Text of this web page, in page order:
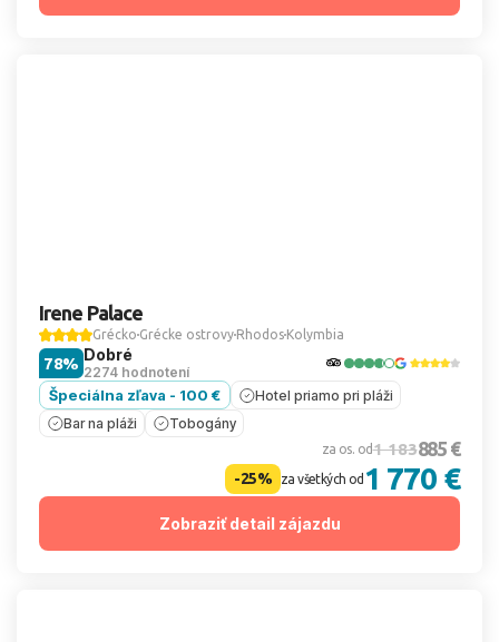
Irene Palace
Grécko Grécke ostrovy Rhodos Kolymbia
Dobré
2274 hodnotení
78%
Špeciálna zľava - 100 €
Hotel priamo pri pláži
Bar na pláži
Tobogány
za os. od1 183885 €
-25% za všetkých od 1 770 €
Zobraziť detail zájazdu